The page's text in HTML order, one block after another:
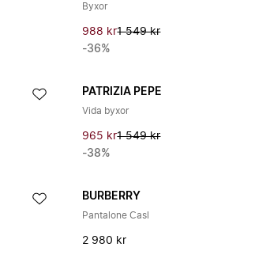
Byxor
988 kr1 549 kr
-36%
PATRIZIA PEPE
Vida byxor
965 kr1 549 kr
-38%
BURBERRY
Pantalone Casl
2 980 kr